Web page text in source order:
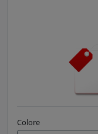
Colore